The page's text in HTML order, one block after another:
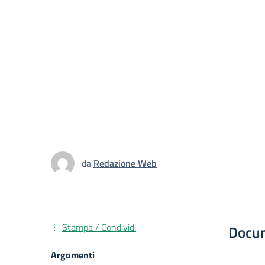
da Redazione Web
Stampa / Condividi
Argomenti